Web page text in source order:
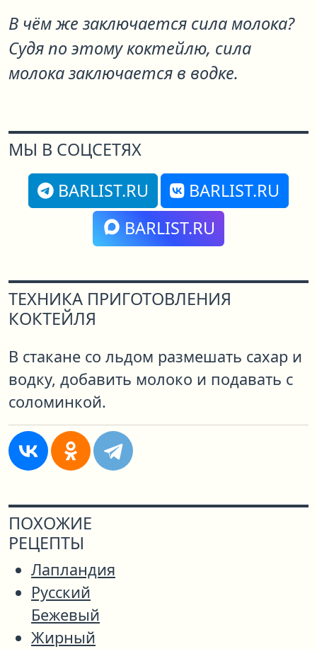
В чём же заключается сила молока?
Судя по этому коктейлю, сила
молока заключается в водке.
МЫ В СОЦСЕТЯХ
BARLIST.RU
BARLIST.RU
BARLIST.RU
ТЕХНИКА ПРИГОТОВЛЕНИЯ
КОКТЕЙЛЯ
В стакане со льдом размешать сахар и
водку, добавить молоко и подавать с
соломинкой.
ПОХОЖИЕ
РЕЦЕПТЫ
Лапландия
Русский
Бежевый
Жирный